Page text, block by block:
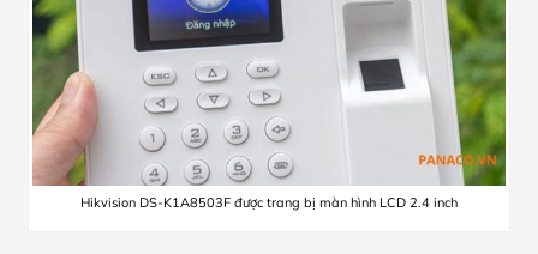
Hikvision DS-K1A8503F được trang bị màn hình LCD 2.4 inch